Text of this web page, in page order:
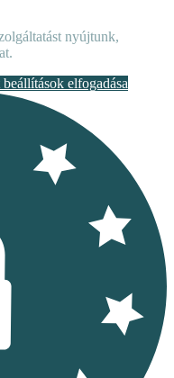
nyújtunk,
elfogadása